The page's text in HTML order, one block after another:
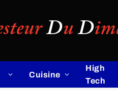
Cuisine
High
Tech